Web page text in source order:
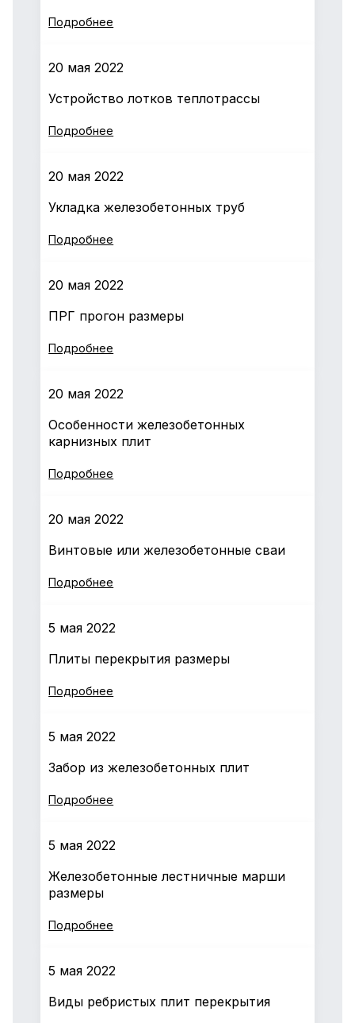
Подробнее
20 мая 2022
Устройство лотков теплотрассы
Подробнее
20 мая 2022
Укладка железобетонных труб
Подробнее
20 мая 2022
ПРГ прогон размеры
Подробнее
20 мая 2022
Особенности железобетонных
карнизных плит
Подробнее
20 мая 2022
Винтовые или железобетонные сваи
Подробнее
5 мая 2022
Плиты перекрытия размеры
Подробнее
5 мая 2022
Забор из железобетонных плит
Подробнее
5 мая 2022
Железобетонные лестничные марши
размеры
Подробнее
5 мая 2022
Виды ребристых плит перекрытия